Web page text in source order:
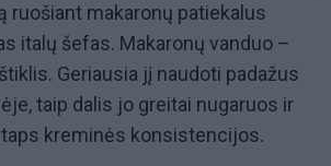
ruošiant makaronų patiekalus
italų šefas. Makaronų vanduo –
Geriausia jį naudoti padažus
taip dalis jo greitai nugaruos ir
taps kreminės konsistencijos.